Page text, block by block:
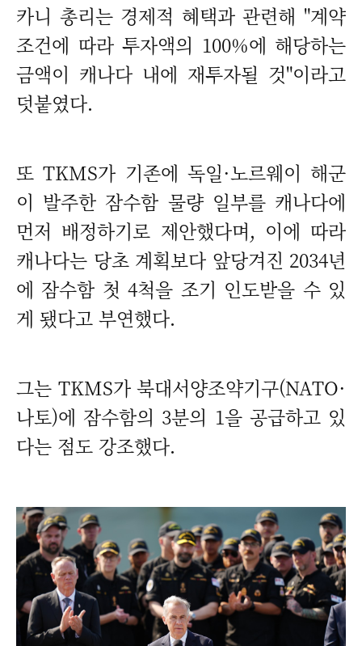
카니 총리는 경제적 혜택과 관련해 "계약
조건에 따라 투자액의 100%에 해당하는
금액이 캐나다 내에 재투자될 것"이라고
덧붙였다.
또 TKMS가 기존에 독일·노르웨이 해군
이 발주한 잠수함 물량 일부를 캐나다에
먼저 배정하기로 제안했다며, 이에 따라
캐나다는 당초 계획보다 앞당겨진 2034년
에 잠수함 첫 4척을 조기 인도받을 수 있
게 됐다고 부연했다.
그는 TKMS가 북대서양조약기구(NATO·
나토)에 잠수함의 3분의 1을 공급하고 있
다는 점도 강조했다.